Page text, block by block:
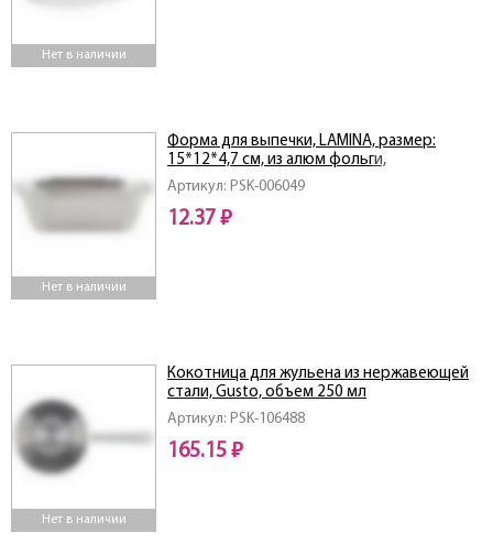
Нет в наличии
Нет в наличии
Артикул: PSK-006049
Форма для выпечки, LAMINA, размер:
15*12*4,7 см, из алюм фольги,
прямоугольная, одноразовая_упаковка 50
шт
12.37 ₽
Нет в наличии
Артикул: PSK-106488
Кокотница для жульена из нержавеющей
стали, Gusto, объем 250 мл
165.15 ₽